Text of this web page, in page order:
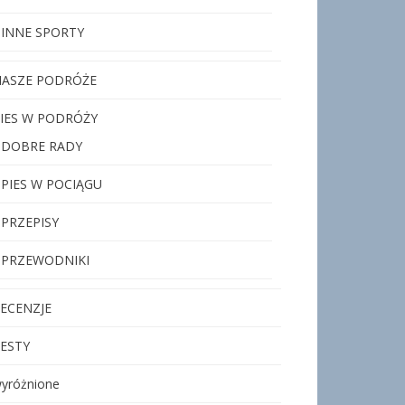
INNE SPORTY
PODRÓŻE
W PODRÓŻY
DOBRE RADY
PIES W POCIĄGU
PRZEPISY
PRZEWODNIKI